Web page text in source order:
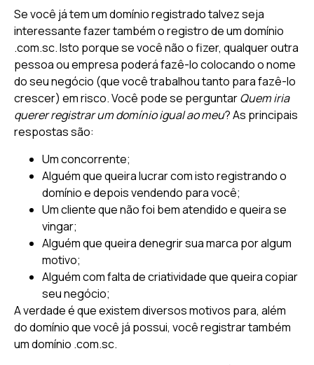
Se você já tem um domínio registrado talvez seja
interessante fazer também o registro de um domínio
.com.sc. Isto porque se você não o fizer, qualquer outra
pessoa ou empresa poderá fazê-lo colocando o nome
do seu negócio (que você trabalhou tanto para fazê-lo
crescer) em risco. Você pode se perguntarQuem iria
querer registrar um domínio igual ao meu? As principais
respostas são:
Um concorrente;
Alguém que queira lucrar com isto registrando o
domínio e depois vendendo para você;
Um cliente que não foi bem atendido e queira se
vingar;
Alguém que queira denegrir sua marca por algum
motivo;
Alguém com falta de criatividade que queira copiar
seu negócio;
A verdade é que existem diversos motivos para, além
do domínio que você já possui, você registrar também
um domínio .com.sc.